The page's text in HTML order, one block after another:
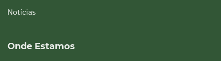
Notícias
Onde Estamos